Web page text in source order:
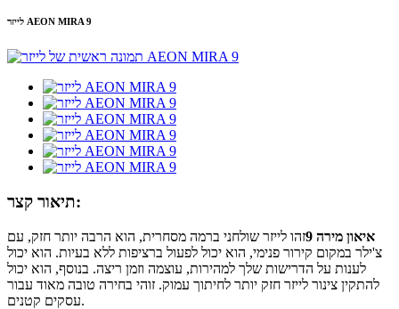
לייזר AEON MIRA 9
תיאור קצר:
איאון מירה 9
זהו לייזר שולחני ברמה מסחרית, הוא הרבה יותר חזק, עם
צ'ילר במקום קירור פנימי, הוא יכול לפעול ברציפות ללא בעיות. הוא יכול
לענות על הדרישות שלך למהירות, עוצמה וזמן ריצה. בנוסף, הוא יכול
להתקין צינור לייזר חזק יותר לחיתוך עמוק. זוהי בחירה טובה מאוד עבור
עסקים קטנים.